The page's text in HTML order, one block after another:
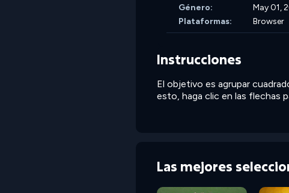
Género:
May 01,
Plataformas:
Browser
Instrucciones
El objetivo es agrupar
esto, haga clic en las flechas
Las mejores